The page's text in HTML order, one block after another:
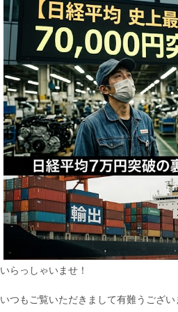
いらっしゃいませ！
いつもご覧いただきまして有難うござい